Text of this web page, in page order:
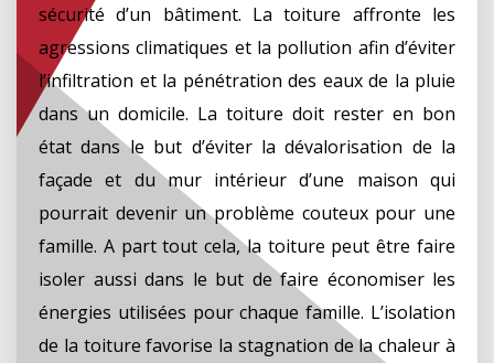
sécurité d’un bâtiment. La toiture affronte les
agressions climatiques et la pollution afin d’éviter
l’infiltration et la pénétration des eaux de la pluie
dans un domicile. La toiture doit rester en bon
état dans le but d’éviter la dévalorisation de la
façade et du mur intérieur d’une maison qui
pourrait devenir un problème couteux pour une
famille. A part tout cela, la toiture peut être faire
isoler aussi dans le but de faire économiser les
énergies utilisées pour chaque famille. L’isolation
de la toiture favorise la stagnation de la chaleur à